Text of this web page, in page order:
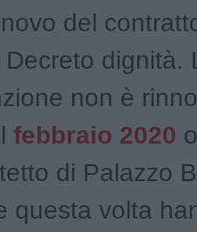
del
dignità.
non è
febbraio 2020
di Palazzo
questa volta